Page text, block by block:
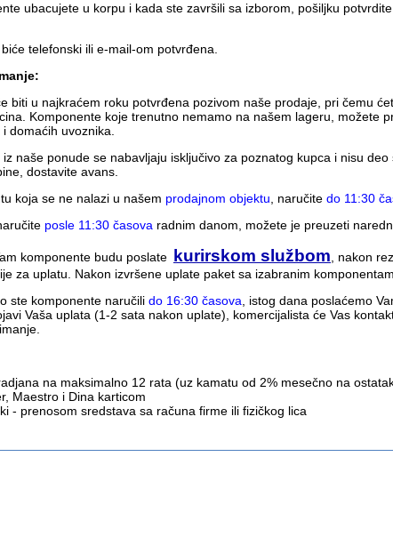
ubacujete u korpu i kada ste završili sa izborom, pošiljku
telefonski ili e-mail-om potvrđena.
biti u najkraćem roku potvrđena pozivom naše prodaje, pri čemu
Komponente koje trenutno nemamo na našem lageru, možete
domaćih uvoznika.
naše ponude se nabavljaju isključivo za poznatog kupca i nisu
dostavite avans.
koja se ne nalazi u našem prodajnom objektu, naručite do 11:30
posle 11:30 časova radnim danom, možete je preuzeti
komponente budu poslate kurirskom službom, nakon
za uplatu. Nakon izvršene uplate paket sa izabranim
ste komponente naručili do 16:30 časova, istog dana poslaćemo
Vaša uplata (1-2 sata nakon uplate), komercijalista će Vas
na maksimalno 12 rata (uz kamatu od 2% mesečno na
Maestro i Dina karticom
- prenosom sredstava sa računa firme ili fizičkog lica